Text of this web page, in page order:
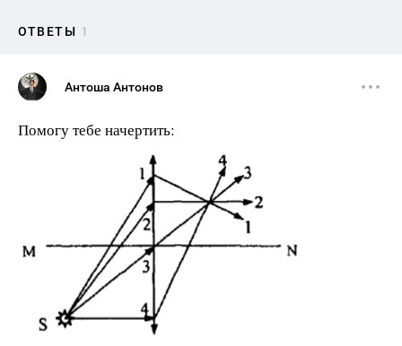
ОТВЕТЫ 1
Антоша Антонов
Помогу тебе начертить: